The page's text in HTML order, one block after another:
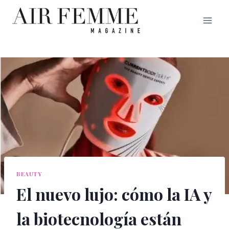
Saltar
BEAUTY
El nuevo lujo: cómo la IA y
la biotecnología están